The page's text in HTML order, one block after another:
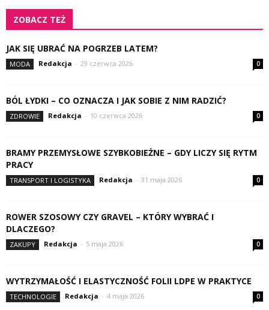
ZOBACZ TEŻ
JAK SIĘ UBRAĆ NA POGRZEB LATEM?
MODA Redakcja - 29 czerwca 2026 0
BÓL ŁYDKI – CO OZNACZA I JAK SOBIE Z NIM RADZIĆ?
ZDROWIE Redakcja - 10 czerwca 2026 0
BRAMY PRZEMYSŁOWE SZYBKOBIEŻNE – GDY LICZY SIĘ RYTM
PRACY
TRANSPORT I LOGISTYKA Redakcja - 31 maja 2026 0
ROWER SZOSOWY CZY GRAVEL – KTÓRY WYBRAĆ I
DLACZEGO?
ZAKUPY Redakcja - 5 maja 2026 0
WYTRZYMAŁOŚĆ I ELASTYCZNOŚĆ FOLII LDPE W PRAKTYCE
TECHNOLOGIE Redakcja - 4 maja 2026 0